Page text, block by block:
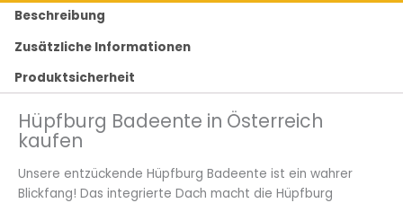
Beschreibung
Zusätzliche Informationen
Produktsicherheit
Hüpfburg Badeente in Österreich
kaufen
Unsere entzückende Hüpfburg Badeente ist ein wahrer
Blickfang! Das integrierte Dach macht die Hüpfburg